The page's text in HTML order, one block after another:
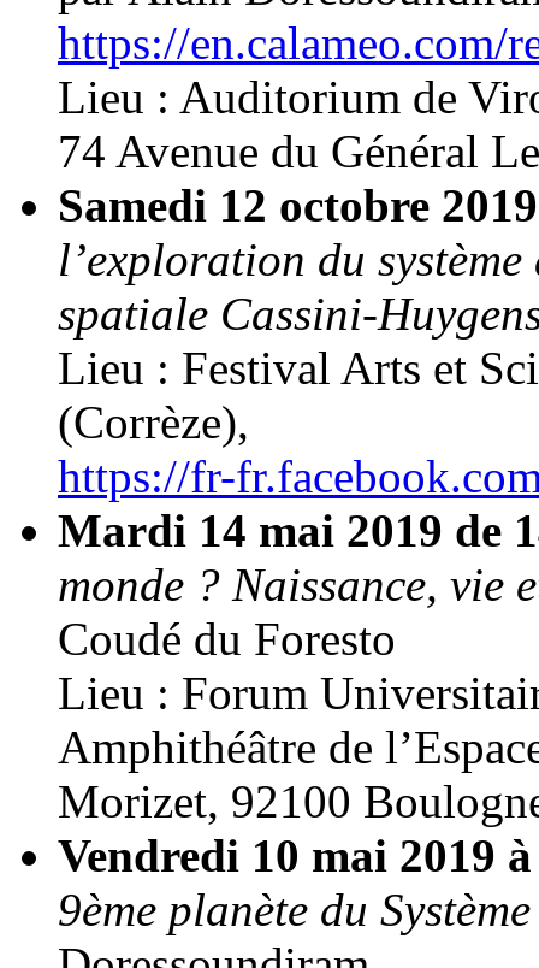
https://en.calameo.com/
Lieu : Auditorium de
74 Avenue du Général
Samedi 12 octobre
l’exploration du
spatiale Cassini-
Lieu : Festival Arts et
(Corrèze),
https://fr-
Mardi 14 mai 2019 de
monde ? Naissance, vie
Coudé du Foresto
Lieu : Forum
Amphithéâtre de
Morizet, 92100
Vendredi 10 mai 2019
9ème planète du